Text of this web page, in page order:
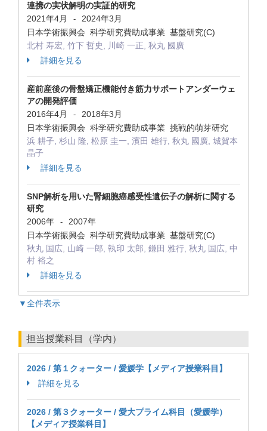
連携の実状解明の実証的研究
2021年4月
-
2024年3月
日本学術振興会 科学研究費助成事業 基盤研究(C)
北村 寿宏, 竹下 哲史, 川崎 一正, 秋丸 國廣
詳細を見る
産前産後の骨盤矯正機能付き筋力サポートアンダーウェ
アの開発評価
2016年4月
-
2018年3月
日本学術振興会 科学研究費助成事業 挑戦的萌芽研究
浜 耕子, 杉山 隆, 松原 圭一, 濱田 雄行, 秋丸 國廣, 城賀本
晶子
詳細を見る
SNP解析を用いた腎細胞癌感受性遺伝子の解析に関する
研究
2006年
-
2007年
日本学術振興会 科学研究費助成事業 基盤研究(C)
秋丸 国広, 山崎 一郎, 執印 太郎, 鎌田 雅行, 秋丸 国広, 中
村 裕之
詳細を見る
▼全件表示
担当授業科目（学内）
2026 / 第１クォーター / 愛媛学【メディア授業科目】
詳細を見る
2026 / 第３クォーター / 愛大プライム科目（愛媛学）
【メディア授業科目】